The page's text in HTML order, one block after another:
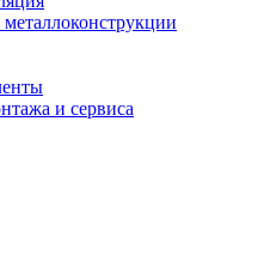
и сервиса